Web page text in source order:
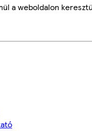
a weboldalon